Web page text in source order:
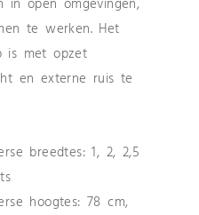
in open omgevingen,
te werken. Het
is met opzet
en externe ruis te
breedtes: 1, 2, 2,5
hoogtes: 78 cm,